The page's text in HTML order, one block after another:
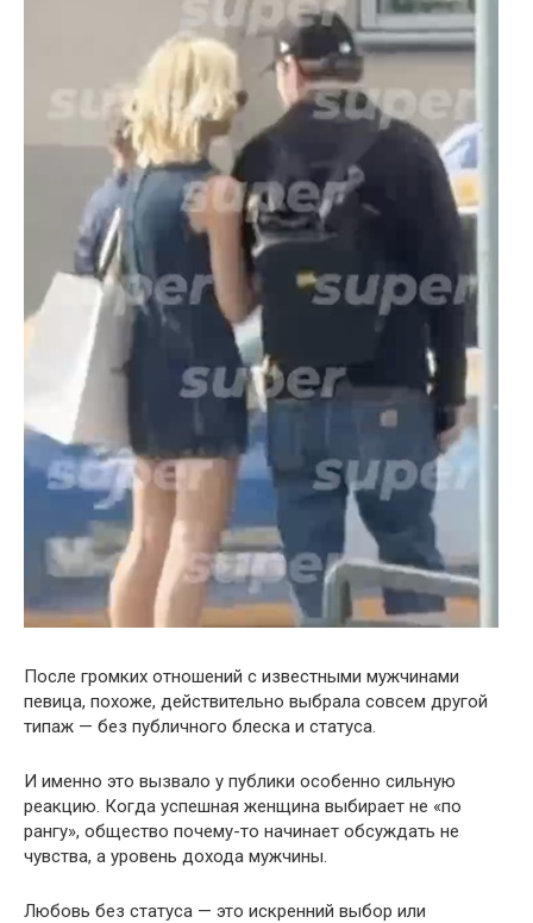
После громких отношений с известными мужчинами
певица, похоже, действительно выбрала совсем другой
типаж — без публичного блеска и статуса.
И именно это вызвало у публики особенно сильную
реакцию. Когда успешная женщина выбирает не «по
рангу», общество почему-то начинает обсуждать не
чувства, а уровень дохода мужчины.
Любовь без статуса — это искренний выбор или